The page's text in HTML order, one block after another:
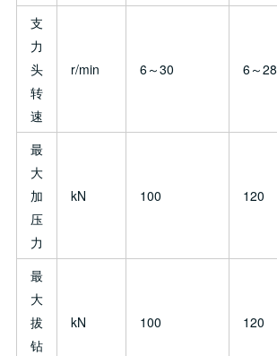
支
力
头
转
速
r/min 6～30 6～28
最
大
加
压
力
kN 100 120
最
大
拔
钻
kN 100 120